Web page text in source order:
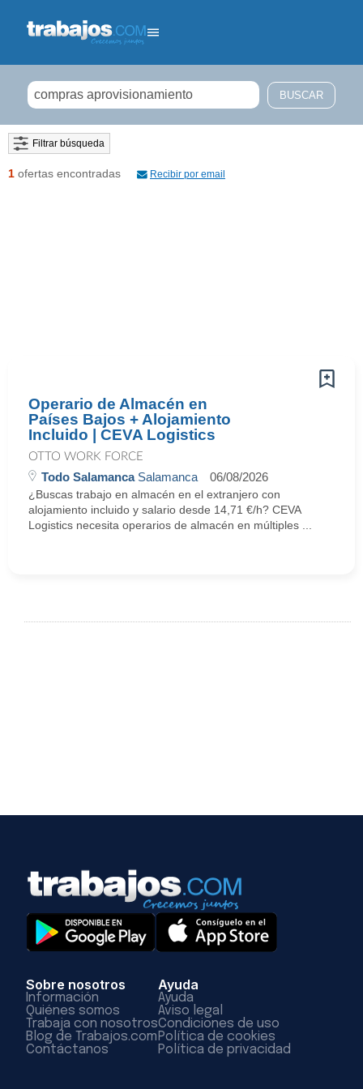
Filtrar búsqueda
1 ofertas encontradas Recibir por email
Operario de Almacén en
Países Bajos + Alojamiento
Incluido | CEVA Logistics
OTTO WORK FORCE
Todo SalamancaSalamanca 06/08/2026
¿Buscas trabajo en almacén en el extranjero con
alojamiento incluido y salario desde 14,71 €/h? CEVA
Logistics necesita operarios de almacén en múltiples ...
Sobre nosotros
Información
Quiénes somos
Trabaja con nosotros
Blog de Trabajos.com
Contáctanos
Ayuda
Ayuda
Aviso legal
Condiciones de uso
Política de cookies
Política de privacidad